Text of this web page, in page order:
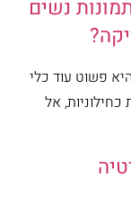
נשים
פשוט עוד כלי
אל